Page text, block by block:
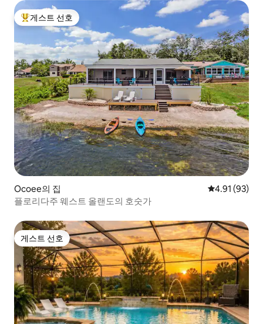
상위 게스트 선호
게스트 선호
Ocoee의 집 평점 4.91점
4.91 (93)
플로리다주 웨스트 올랜도의 호숫가
게스트 선호
게스트 선호